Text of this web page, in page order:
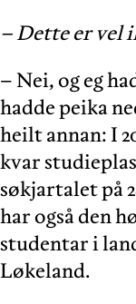
– Dette er vel
– Nei, og eg
hadde peika
heilt annan: I
kvar
søkjartalet på
har også den
studentar i
Løkeland.